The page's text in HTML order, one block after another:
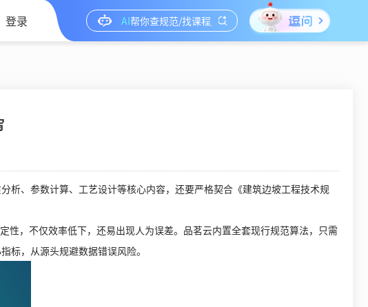
登录
、参数计算、工艺设计等核心内容，还要严格契合《建筑边坡工程技术规
，不仅效率低下，还易出现人为误差。品茗云内置全套现行规范算法，只需
标，从源头规避数据错误风险。